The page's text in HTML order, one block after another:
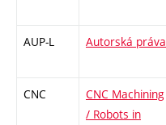
AUP-L Autorská práva
CNC
CNC Machining
/ Robots in